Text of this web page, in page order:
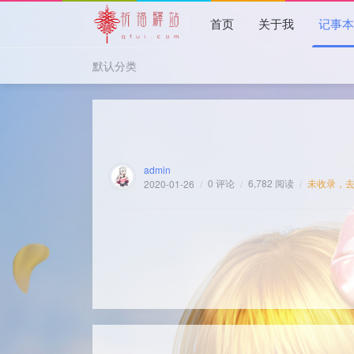
首页 关于我 记事本
默认分类
admin
2020-01-26 / 0 评论 / 6,782 阅读 / 未收录，